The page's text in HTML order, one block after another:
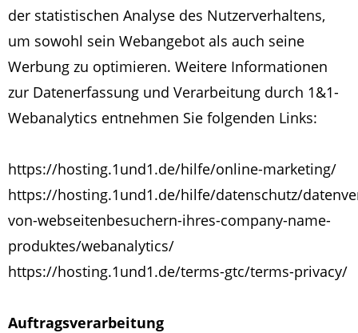
der statistischen Analyse des Nutzerverhaltens,
um sowohl sein Webangebot als auch seine
Werbung zu optimieren. Weitere Informationen
zur Datenerfassung und Verarbeitung durch 1&1-
Webanalytics entnehmen Sie folgenden Links:
https://hosting.1und1.de/hilfe/online-marketing/
https://hosting.1und1.de/hilfe/datenschutz/
von-webseitenbesuchern-ihres-company-name-
produktes/webanalytics/
https://hosting.1und1.de/terms-gtc/terms-privacy/
Auftragsverarbeitung